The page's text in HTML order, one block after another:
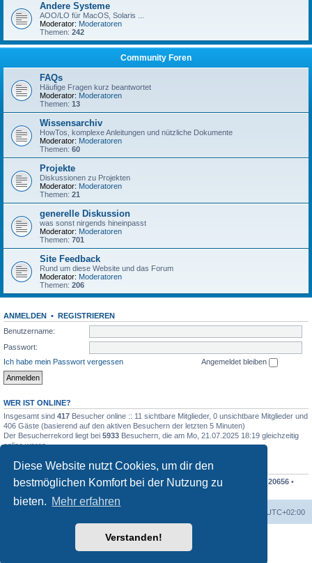
Diese Website nutzt Cookies, um dir den
bestmöglichen Komfort bei der Nutzung zu
bieten. Mehr erfahren
Verstanden!
Andere Systeme
AOO/LO für MacOS, Solaris ...
Moderator: Moderatoren
Themen: 242
Community Foren
FAQs
Häufige Fragen kurz beantwortet
Moderator: Moderatoren
Themen: 13
Wissensarchiv
HowTos, komplexe Anleitungen und nützliche Dokumente
Moderator: Moderatoren
Themen: 60
Projekte
Diskussionen zu Projekten
Moderator: Moderatoren
Themen: 21
generelle Diskussion
was sonst nirgends hineinpasst
Moderator: Moderatoren
Themen: 701
Site Feedback
Rund um diese Website und das Forum
Moderator: Moderatoren
Themen: 206
ANMELDEN • REGISTRIEREN
Benutzername:
Passwort:
Ich habe mein Passwort vergessen
Angemeldet bleiben
WER IST ONLINE?
Insgesamt sind 417 Besucher online :: 11 sichtbare Mitglieder, 0 unsichtbare Mitglieder und
406 Gäste (basierend auf den aktiven Besuchern der letzten 5 Minuten)
Der Besucherrekord liegt bei 5933 Besuchern, die am Mo, 21.07.2025 18:19 gleichzeitig
online waren.
STATISTIK
Beiträge insgesamt207838• Themen insgesamt48676• Mitglieder insgesamt 20656 •
Unser neuestes Mitglied:
UTC+02:00
Powered byphpBB® Forum Software © phpBB Limited
phpBB.de